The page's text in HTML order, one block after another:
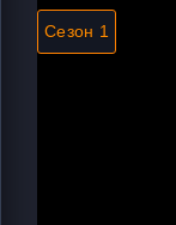
Сезон 1